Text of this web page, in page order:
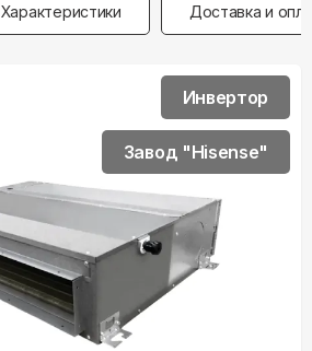
Характеристики Доставка и
Инвертор
Завод "Hisense"